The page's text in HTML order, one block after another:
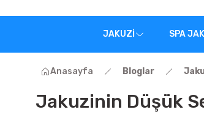
JAKUZİ SPA
Anasayfa Bloglar
Jakuzinin Düşük